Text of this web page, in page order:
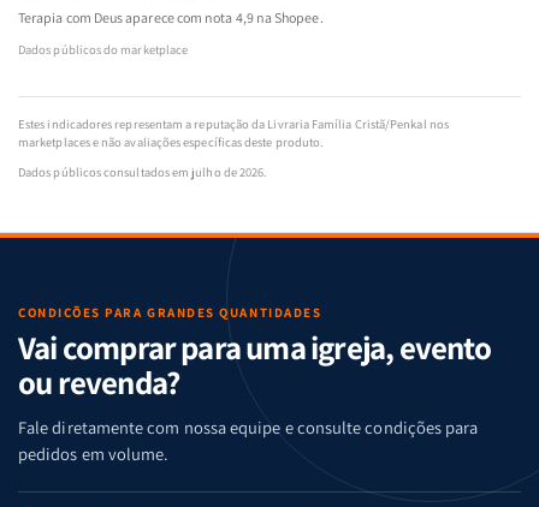
Terapia com Deus aparece com nota 4,9 na Shopee.
Dados públicos do marketplace
Estes indicadores representam a reputação da Livraria Família Cristã/Penkal nos
marketplaces e não avaliações específicas deste produto.
Dados públicos consultados em julho de 2026.
CONDIÇÕES PARA GRANDES QUANTIDADES
Vai comprar para uma igreja, evento
ou revenda?
Fale diretamente com nossa equipe e consulte condições para
pedidos em volume.